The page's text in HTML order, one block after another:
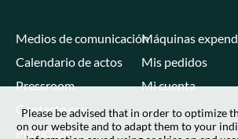
Medios de comunicación
Calendario de actos
Pressroom
Contacte con
Publicidad
Máquinas
Mis pedidos
Mi cuenta
Please be advised that in order to optimize
on our website and to adapt them to your